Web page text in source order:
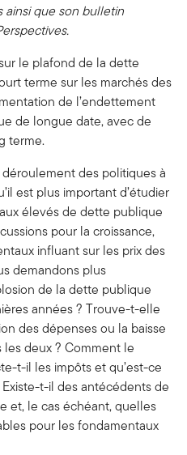
ainsi que son bulletin
le plafond de la dette
terme sur les marchés des
de l’endettement
de longue date, avec de
terme.
des politiques à
est plus important d’étudier
élevés de dette publique
pour la croissance,
influant sur les prix des
demandons plus
de la dette publique
années ? Trouve-t-elle
des dépenses ou la baisse
deux ? Comment le
t-il les impôts et qu’est-ce
t-il des antécédents de
et, le cas échéant, quelles
pour les fondamentaux